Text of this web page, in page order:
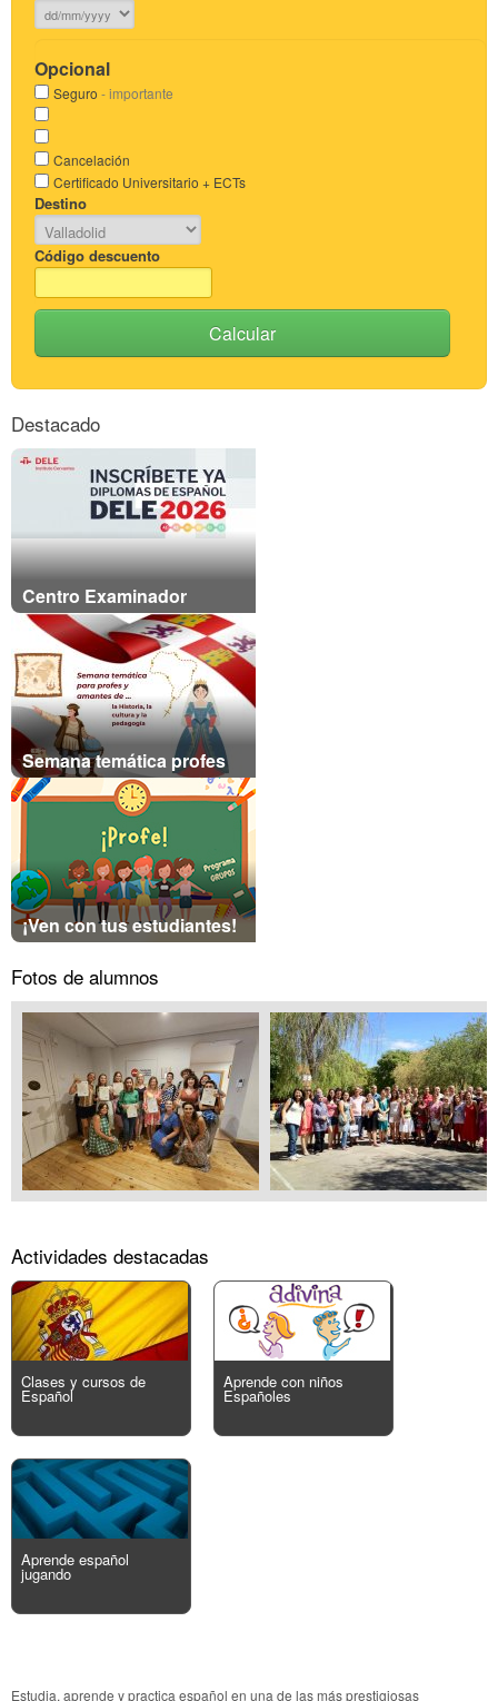
Opcional
Seguro - importante
Cancelación
Certificado Universitario + ECTs
Destino
Código descuento
Calcular
Destacado
Centro Examinador
Semana temática profes
¡Ven con tus estudiantes!
Fotos de alumnos
Actividades destacadas
Clases y cursos de
Español
Aprende con niños
Españoles
Aprende español
jugando
Estudia, aprende y practica español en una de las más prestigiosas